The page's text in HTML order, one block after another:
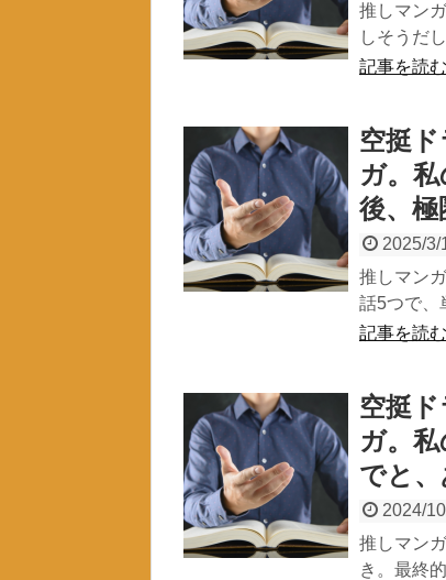
推しマン
しそうだ
記事を読む
空挺
ガ。
後、極
2025/3/
推しマン
話5つで、
記事を読む
空挺
ガ。
でと、
2024/
推しマン
き。最終